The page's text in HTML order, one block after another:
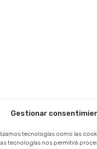
Gestionar
tecnologías como las
tecnologías nos permitirá